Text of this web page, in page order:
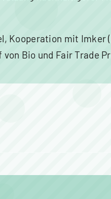
Kooperation mit Imker
Bio und Fair Trade